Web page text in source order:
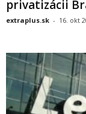
privatizácii
extraplus.sk - 16. okt